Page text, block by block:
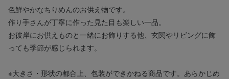
色鮮やかなちりめんのお供え物です。
作り手さんが丁寧に作った見た目も楽しい一品。
お彼岸にお供えものと一緒にお飾りする他、玄関やリビングに飾
っても季節が感じられます。
※大きさ・形状の都合上、包装ができかねる商品です。あらかじめ